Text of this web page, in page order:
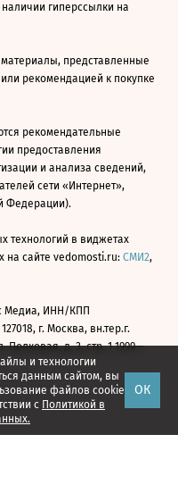
и технологии
данным сайтом, вы
файлов cookie
с Политикой в
ОК
наличии гиперссылки на
представленные
рекомендацией к покупке
рекомендательные
предоставления
и анализа сведений,
сети «Интернет»,
Федерации).
технологий в виджетах
на сайте vedomosti.ru: СМИ2,
Медиа, ИНН/КПП
127018, г. Москва, вн.тер.г.
д. 3, стр. 1 1999—